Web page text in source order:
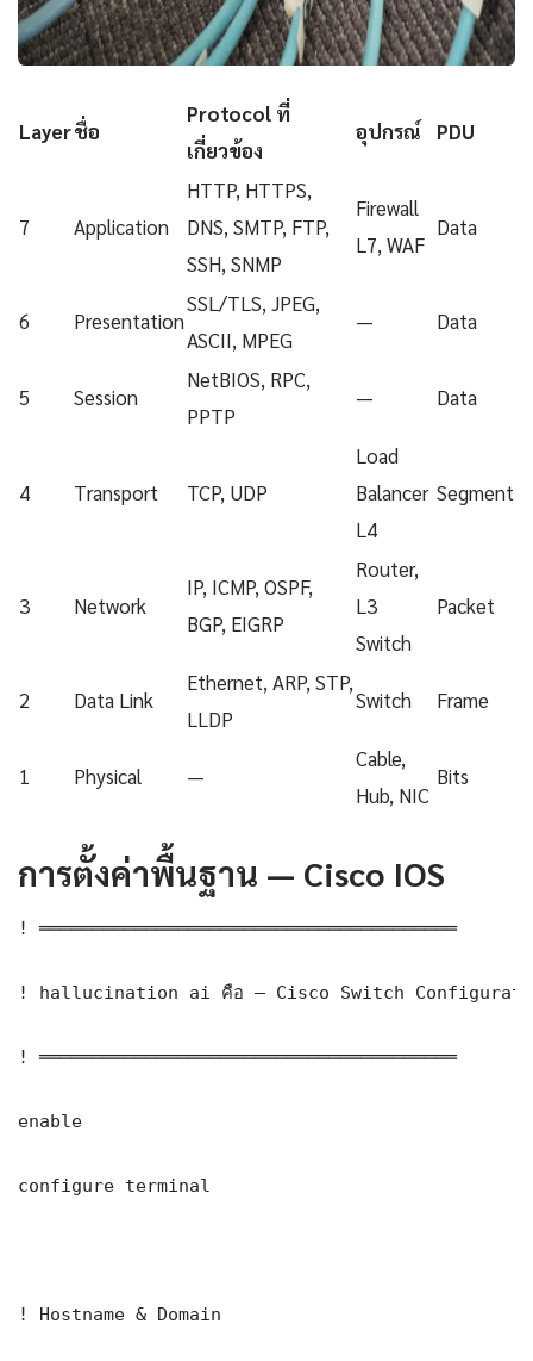
Layerชื่อ
Protocol ที่
เกี่ยวข้อง
อุปกรณ์ PDU
7 Application
HTTP, HTTPS,
DNS, SMTP, FTP,
SSH, SNMP
Firewall
L7, WAF
Data
6 Presentation
SSL/TLS, JPEG,
ASCII, MPEG
— Data
5 Session
NetBIOS, RPC,
PPTP
— Data
4 Transport TCP, UDP
Load
Balancer
L4
Segment
3 Network
IP, ICMP, OSPF,
BGP, EIGRP
Router,
L3
Switch
Packet
2 Data Link
Ethernet, ARP, STP,
LLDP
Switch Frame
1 Physical —
Cable,
Hub, NIC
Bits
การตั้งค่าพื้นฐาน — Cisco IOS
! ═══════════════════════════════════════
! hallucination ai คือ — Cisco Switch
! ═══════════════════════════════════════
enable
configure terminal
! Hostname & Domain